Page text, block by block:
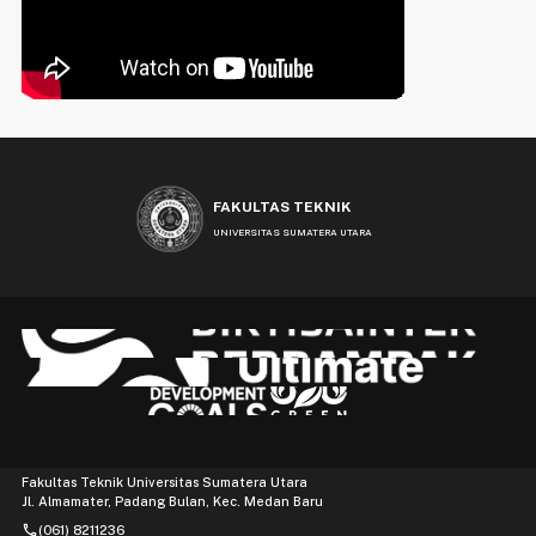
FAKULTAS TEKNIK
UNIVERSITAS SUMATERA UTARA
Fakultas Teknik Universitas Sumatera Utara
Jl. Almamater, Padang Bulan, Kec. Medan Baru
phone(061) 8211236